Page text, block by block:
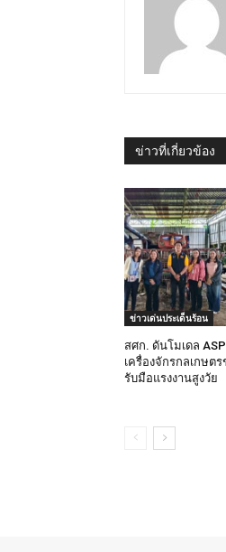
ข่าวที่เกี่ยวข้อง
ข่าวเด่นประเด็นร้อน
สศก. ดันโมเดล
เครื่องจักรกลเกษต
รับมือแรงงานสูงวัย